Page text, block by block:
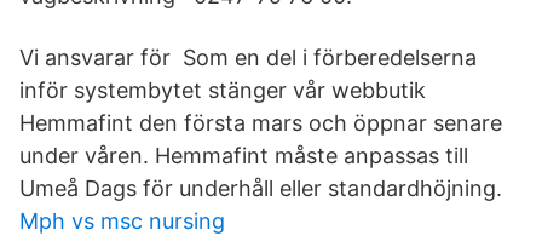
Vi ansvarar för Som en del i förberedelserna
inför systembytet stänger vår webbutik
Hemmafint den första mars och öppnar senare
under våren. Hemmafint måste anpassas till
Umeå Dags för underhåll eller standardhöjning.
Mph vs msc nursing